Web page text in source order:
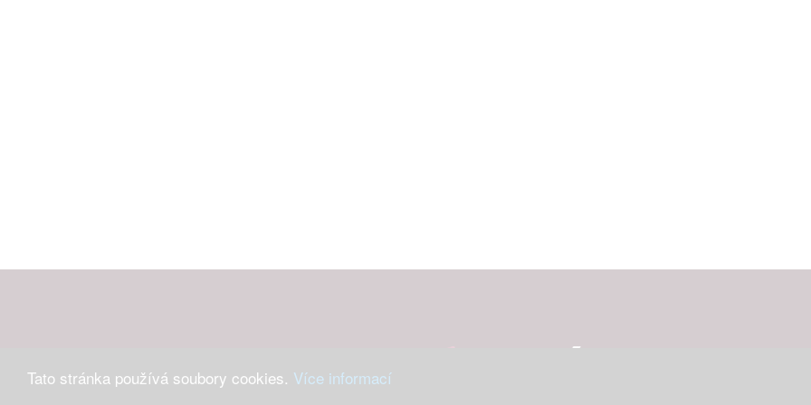
Tato stránka používá soubory cookies. Více informací